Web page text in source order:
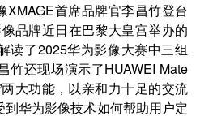
XMAGE首席品牌官李昌竹登台
品牌近日在巴黎大皇宫举办的
读了2025华为影像大赛中三组
竹还现场演示了HUAWEI Mate
两大功能，以亲和力十足的交流
华为影像技术如何帮助用户定